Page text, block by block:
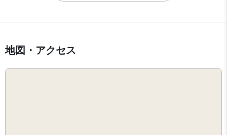
地図・アクセス